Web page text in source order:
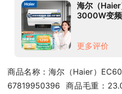
海尔（
3000W变
更多评价
商品名称：海尔（Haier）
67819950396  商品毛重：